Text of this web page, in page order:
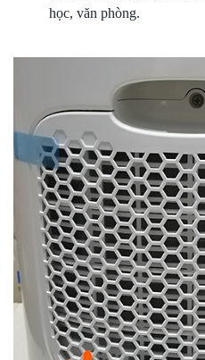
học, văn phòng.